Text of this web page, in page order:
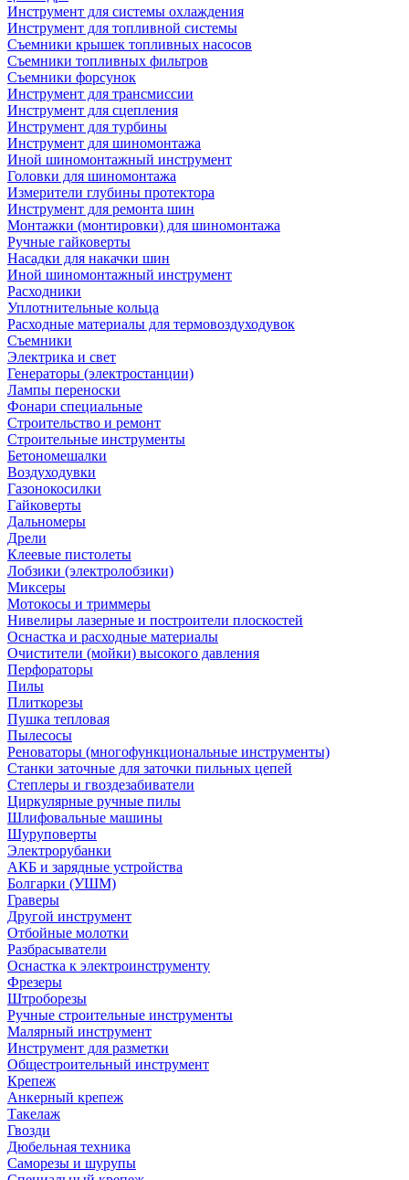
Инструмент для системы охлаждения
Инструмент для топливной системы
Съемники крышек топливных насосов
Съемники топливных фильтров
Съемники форсунок
Инструмент для трансмиссии
Инструмент для сцепления
Инструмент для турбины
Инструмент для шиномонтажа
Иной шиномонтажный инструмент
Головки для шиномонтажа
Измерители глубины протектора
Инструмент для ремонта шин
Монтажки (монтировки) для шиномонтажа
Ручные гайковерты
Насадки для накачки шин
Иной шиномонтажный инструмент
Расходники
Уплотнительные кольца
Расходные материалы для термовоздуходувок
Съемники
Электрика и свет
Генераторы (электростанции)
Лампы переноски
Фонари специальные
Строительство и ремонт
Строительные инструменты
Бетономешалки
Воздуходувки
Газонокосилки
Гайковерты
Дальномеры
Дрели
Клеевые пистолеты
Лобзики (электролобзики)
Миксеры
Мотокосы и триммеры
Нивелиры лазерные и построители плоскостей
Оснастка и расходные материалы
Очистители (мойки) высокого давления
Перфораторы
Пилы
Плиткорезы
Пушка тепловая
Пылесосы
Реноваторы (многофункциональные инструменты)
Станки заточные для заточки пильных цепей
Степлеры и гвоздезабиватели
Циркулярные ручные пилы
Шлифовальные машины
Шуруповерты
Электрорубанки
АКБ и зарядные устройства
Болгарки (УШМ)
Граверы
Другой инструмент
Отбойные молотки
Разбрасыватели
Оснастка к электроинструменту
Фрезеры
Штроборезы
Ручные строительные инструменты
Малярный инструмент
Инструмент для разметки
Общестроительный инструмент
Крепеж
Анкерный крепеж
Такелаж
Гвозди
Дюбельная техника
Саморезы и шурупы